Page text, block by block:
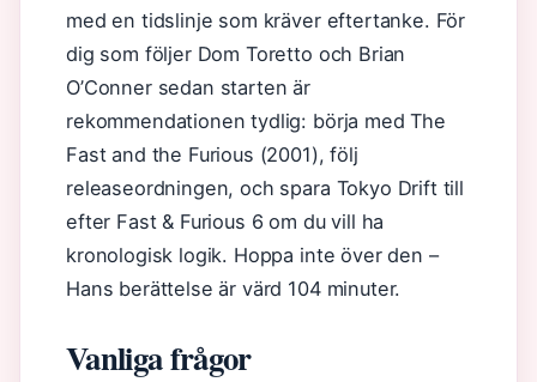
med en tidslinje som kräver eftertanke. För
dig som följer Dom Toretto och Brian
O’Conner sedan starten är
rekommendationen tydlig: börja med The
Fast and the Furious (2001), följ
releaseordningen, och spara Tokyo Drift till
efter Fast & Furious 6 om du vill ha
kronologisk logik. Hoppa inte över den –
Hans berättelse är värd 104 minuter.
Vanliga frågor